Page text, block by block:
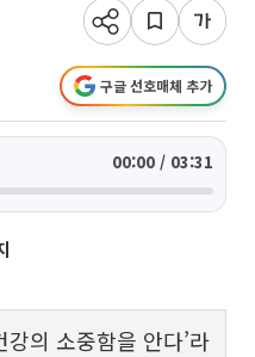
구글 선호매체 추가
00:00 / 03:31
의 소중함을 안다’라